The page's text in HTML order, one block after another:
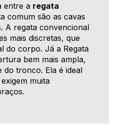
entre a regata
comum são as cavas
A regata convencional
mais discretas, que
do corpo. Já a Regata
bem mais ampla,
do tronco. Ela é ideal
muita